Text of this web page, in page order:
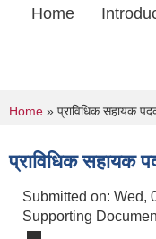
Home
You are here
Home » प्राविधिक सहायक
प्राविधिक सहायक
Submitted on: Wed,
Supporting